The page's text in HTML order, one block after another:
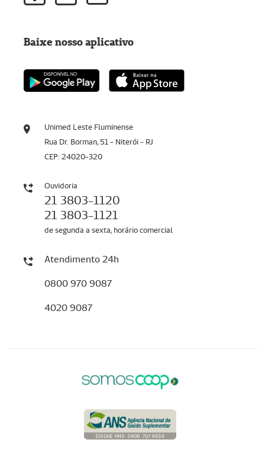
Unimed Leste Fluminense
Rua Dr. Borman, 51 - Niterói - RJ
CEP: 24020-320
Ouvidoria
21 3803-1120
21 3803-1121
de segunda a sexta, horário comercial
Atendimento 24h
0800 970 9087
4020 9087
Baixe nosso aplicativo